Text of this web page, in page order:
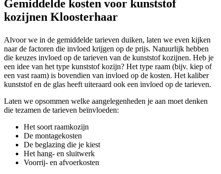
Gemiddelde kosten voor kunststof
kozijnen Kloosterhaar
Alvoor we in de gemiddelde tarieven duiken, laten we even kijken
naar de factoren die invloed krijgen op de prijs. Natuurlijk hebben
die keuzes invloed op de tarieven van de kunststof kozijnen. Heb je
een idee van het type kunststof kozijn? Het type raam (bijv. kiep of
een vast raam) is bovendien van invloed op de kosten. Het kaliber
kunststof en de glas heeft uiteraard ook een invloed op de tarieven.
Laten we opsommen welke aangelegenheden je aan moet denken
die tezamen de tarieven beïnvloeden:
Het soort raamkozijn
De montagekosten
De beglazing die je kiest
Het hang- en sluitwerk
Voorrij- en afvoerkosten